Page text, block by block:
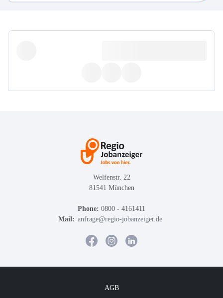
Welfenstr. 22
81541 München
Phone: 0800 - 4161411
Mail: anfrage@regio-jobanzeiger.de
AGB